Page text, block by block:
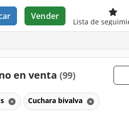
Vender
Lista de
en venta (99)
Cuchara bivalva